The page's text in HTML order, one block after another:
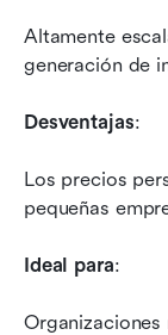
Altamente
generación de
Desventajas:
Los precios
pequeñas
Ideal para:
Organizaciones